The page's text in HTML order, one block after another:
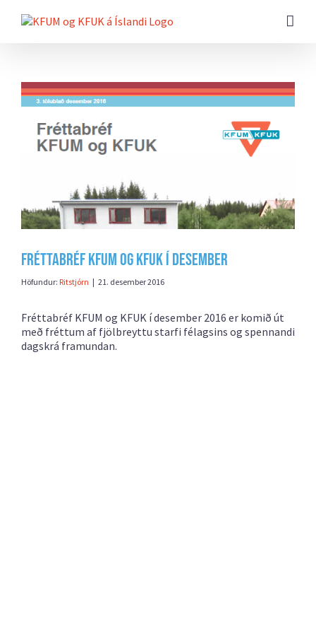
beint
Skoða
stærri
Fréttabréf KFUM og KFUK í desember
Höfundur: Ritstjórn | 21. desember 2016
Fréttabréf KFUM og KFUK í desember 2016 er komið út
með fréttum af fjölbreyttu starfi félagsins og spennandi
dagskrá framundan.